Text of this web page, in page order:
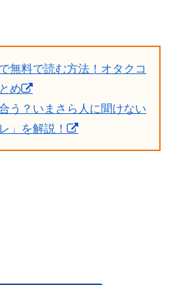
無料で読む方法！オタクコ
め
う？いまさら人に聞けない
」を解説！